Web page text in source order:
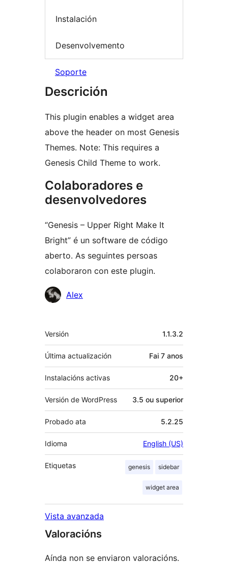
Instalación
Desenvolvemento
Soporte
Descrición
This plugin enables a widget area
above the header on most Genesis
Themes. Note: This requires a
Genesis Child Theme to work.
Colaboradores e
desenvolvedores
“Genesis – Upper Right Make It
Bright” é un software de código
aberto. As seguintes persoas
colaboraron con este plugin.
Colaboradores
Alex
Meta
Versión 1.1.3.2
Última actualización Fai 7 anos
Instalacións activas 20+
Versión de WordPress 3.5 ou superior
Probado ata 5.2.25
Idioma English (US)
Etiquetas genesis sidebar
widget area
Vista avanzada
Valoracións
Aínda non se enviaron valoracións.